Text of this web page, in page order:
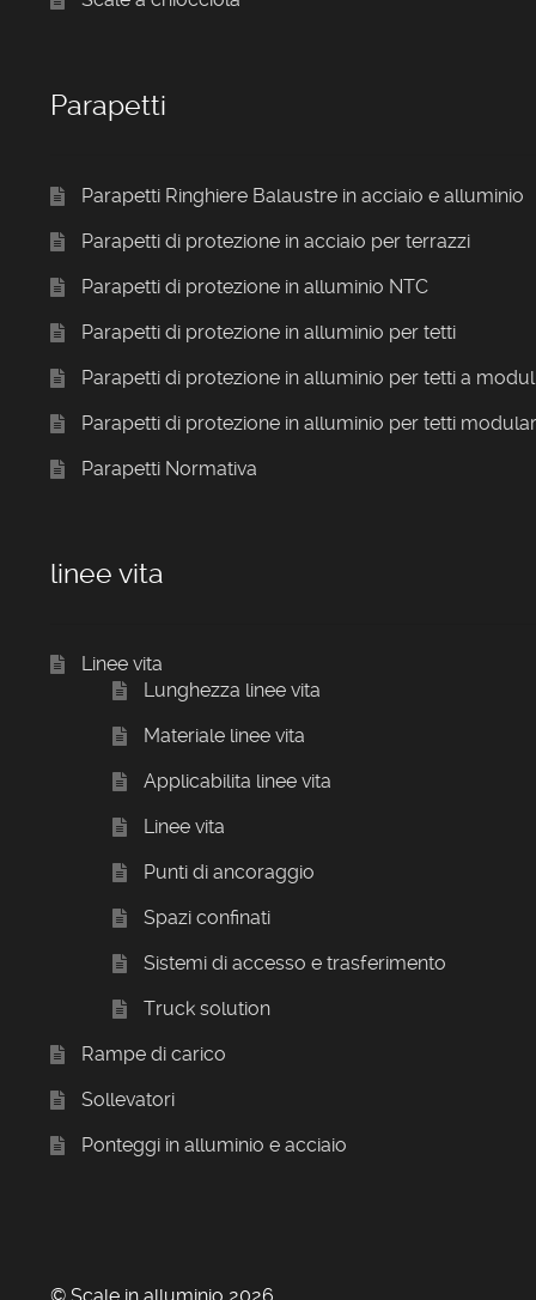
Parapetti
Parapetti Ringhiere Balaustre in acciaio e alluminio
Parapetti di protezione in acciaio per terrazzi
Parapetti di protezione in alluminio NTC
Parapetti di protezione in alluminio per tetti
Parapetti di protezione in alluminio per tetti a
Parapetti di protezione in alluminio per tetti
Parapetti Normativa
linee vita
Linee vita
Lunghezza linee vita
Materiale linee vita
Applicabilita linee vita
Linee vita
Punti di ancoraggio
Spazi confinati
Sistemi di accesso e trasferimento
Truck solution
Rampe di carico
Sollevatori
Ponteggi in alluminio e acciaio
© Scale in alluminio 2026